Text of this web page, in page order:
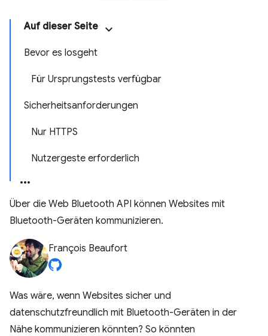
Auf dieser Seite
Bevor es losgeht
Für Ursprungstests verfügbar
Sicherheitsanforderungen
Nur HTTPS
Nutzergeste erforderlich
Über die Web Bluetooth API können Websites mit
Bluetooth-Geräten kommunizieren.
François Beaufort
Was wäre, wenn Websites sicher und
datenschutzfreundlich mit Bluetooth-Geräten in der
Nähe kommunizieren könnten? So könnten